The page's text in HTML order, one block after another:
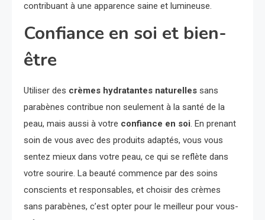
contribuant à une apparence saine et lumineuse.
Confiance en soi et bien-
être
Utiliser des crèmes hydratantes naturelles sans
parabènes contribue non seulement à la santé de la
peau, mais aussi à votre confiance en soi. En prenant
soin de vous avec des produits adaptés, vous vous
sentez mieux dans votre peau, ce qui se reflète dans
votre sourire. La beauté commence par des soins
conscients et responsables, et choisir des crèmes
sans parabènes, c’est opter pour le meilleur pour vous-